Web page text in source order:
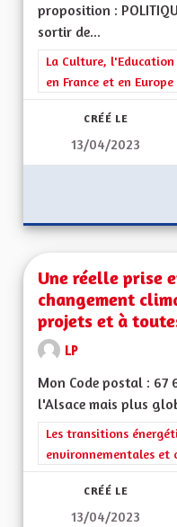
proposition :
sortir de...
Filtrer les résultats de
La Culture,
en France et en Europe
CRÉÉ LE
13/04/2023
Une réelle prise
changement
projets et à
LP
Mon Code postal : 67
l'Alsace mais plus
Filtrer les résultats de
Les transitions
environnementales et
CRÉÉ LE
13/04/2023